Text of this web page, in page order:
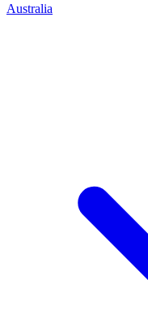
Australia